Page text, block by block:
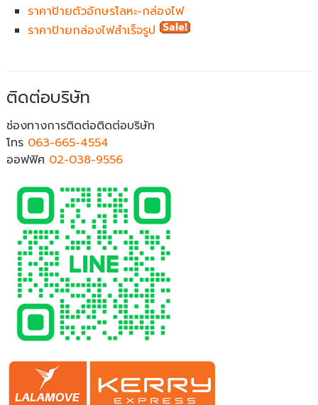
ราคาป้ายตัวอักษรโลหะ-กล่องไฟ
ราคาป้ายกล่องไฟสำเร็จรูป
ติดต่อบริษัท
ช่องทางการติดต่อติดต่อบริษัท
โทร 063-665-4554
ออฟฟิศ 02-038-9556